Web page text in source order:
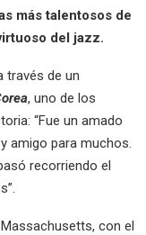
más talentosos de
del jazz.
través de un
, uno de los
“Fue un amado
amigo para muchos.
recorriendo el
con el